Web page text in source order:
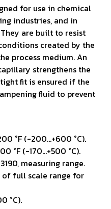
for use in chemical
industries, and in
are built to resist
created by the
process medium. An
strengthens the
fit is ensured if the
fluid to prevent
°F (-200...+600 °C).
°F (-170...+500 °C).
measuring range.
of full scale range for
°C).